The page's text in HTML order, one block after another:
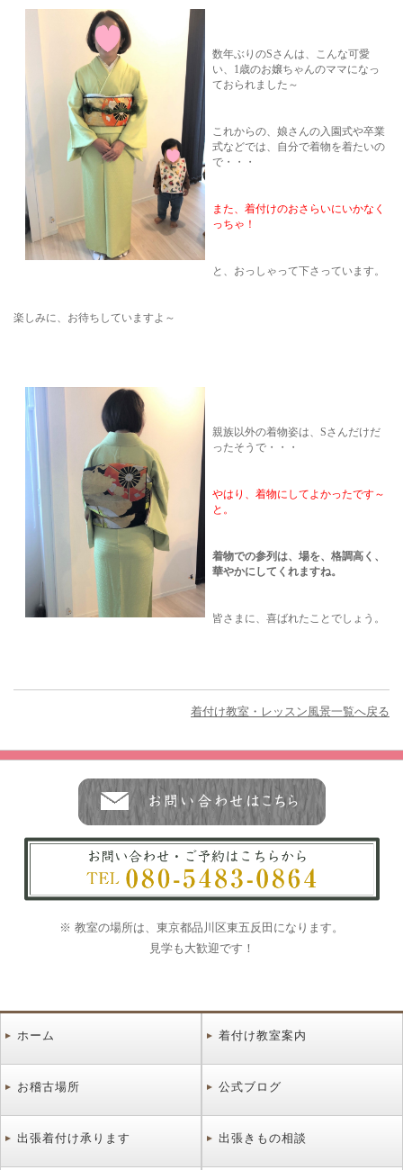
数年ぶりのSさんは、こんな可愛
い、1歳のお嬢ちゃんのママになっ
ておられました～
これからの、娘さんの入園式や卒業
式などでは、自分で着物を着たいの
で・・・
また、着付けのおさらいにいかなく
っちゃ！
と、おっしゃって下さっています。
楽しみに、お待ちしていますよ～
親族以外の着物姿は、Sさんだけだ
ったそうで・・・
やはり、着物にしてよかったです～
と。
着物での参列は、場を、格調高く、
華やかにしてくれますね。
皆さまに、喜ばれたことでしょう。
着付け教室・レッスン風景一覧へ戻る
※ 教室の場所は、東京都品川区東五反田になります。
見学も大歓迎です！
ホーム 着付け教室案内
お稽古場所 公式ブログ
出張着付け承ります 出張きもの相談